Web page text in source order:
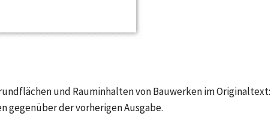
und Rauminhalten von Bauwerken im Originaltext:
gegenüber der vorherigen Ausgabe.